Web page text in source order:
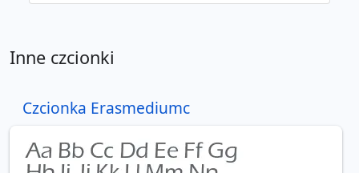
Inne czcionki
Czcionka Erasmediumc